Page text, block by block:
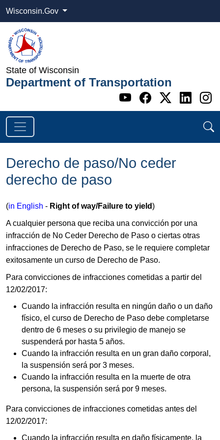
Wisconsin.Gov
State of Wisconsin
Department of Transportation
Go to WI
Go to WI
Go to
Go
Derecho de paso/No ceder
derecho de paso
​(in English - Right of way/Failure to yield)
A cualquier persona que reciba una convicción por una
infracción de No Ceder Derecho de Paso o ciertas otras
infracciones de Derecho de Paso, se le requiere completar
exitosamente un curso de Derecho de Paso.
Para convicciones de infracciones cometidas a partir del
12/02/2017:
Cuando la infracción resulta en ningún daño o un daño
físico, el curso de Derecho de Paso debe completarse
dentro de 6 meses o su privilegio de manejo se
suspenderá por hasta 5 años.
Cuando la infracción resulta en un gran daño corporal,
la suspensión será por 3 meses.
Cuando la infracción resulta en la muerte de otra
persona, la suspensión será por 9 meses.
Para convicciones de infracciones cometidas antes del
12/02/2017:
Cuando la infracción resulta en daño físicamente, la